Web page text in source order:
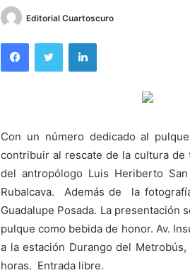
Editorial Cuartoscuro
FacebookTwitter LinkedIn
Con un número dedicado al
contribuir al rescate de la cultura
del antropólogo Luis Heriberto
Rubalcava. Además de la
Guadalupe Posada. La presentación
pulque como bebida de honor. Av.
a la estación Durango del
horas. Entrada libre.